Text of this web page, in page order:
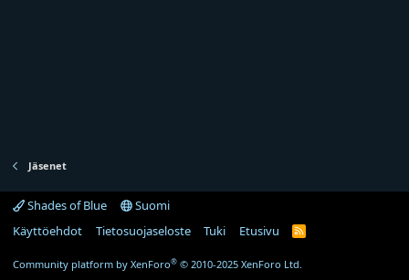
Jäsenet
Shades of Blue
Suomi
Käyttöehdot
Tietosuojaseloste Tuki Etusivu
R
Community platform by XenForo® © 2010-2025 XenForo Ltd.